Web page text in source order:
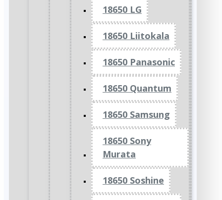
18650 LG
18650 Liitokala
18650 Panasonic
18650 Quantum
18650 Samsung
18650 Sony
Murata
18650 Soshine